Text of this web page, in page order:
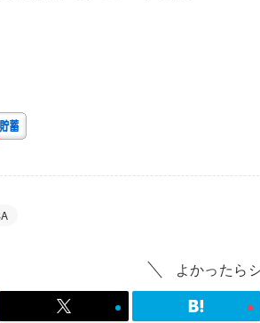
よかったら